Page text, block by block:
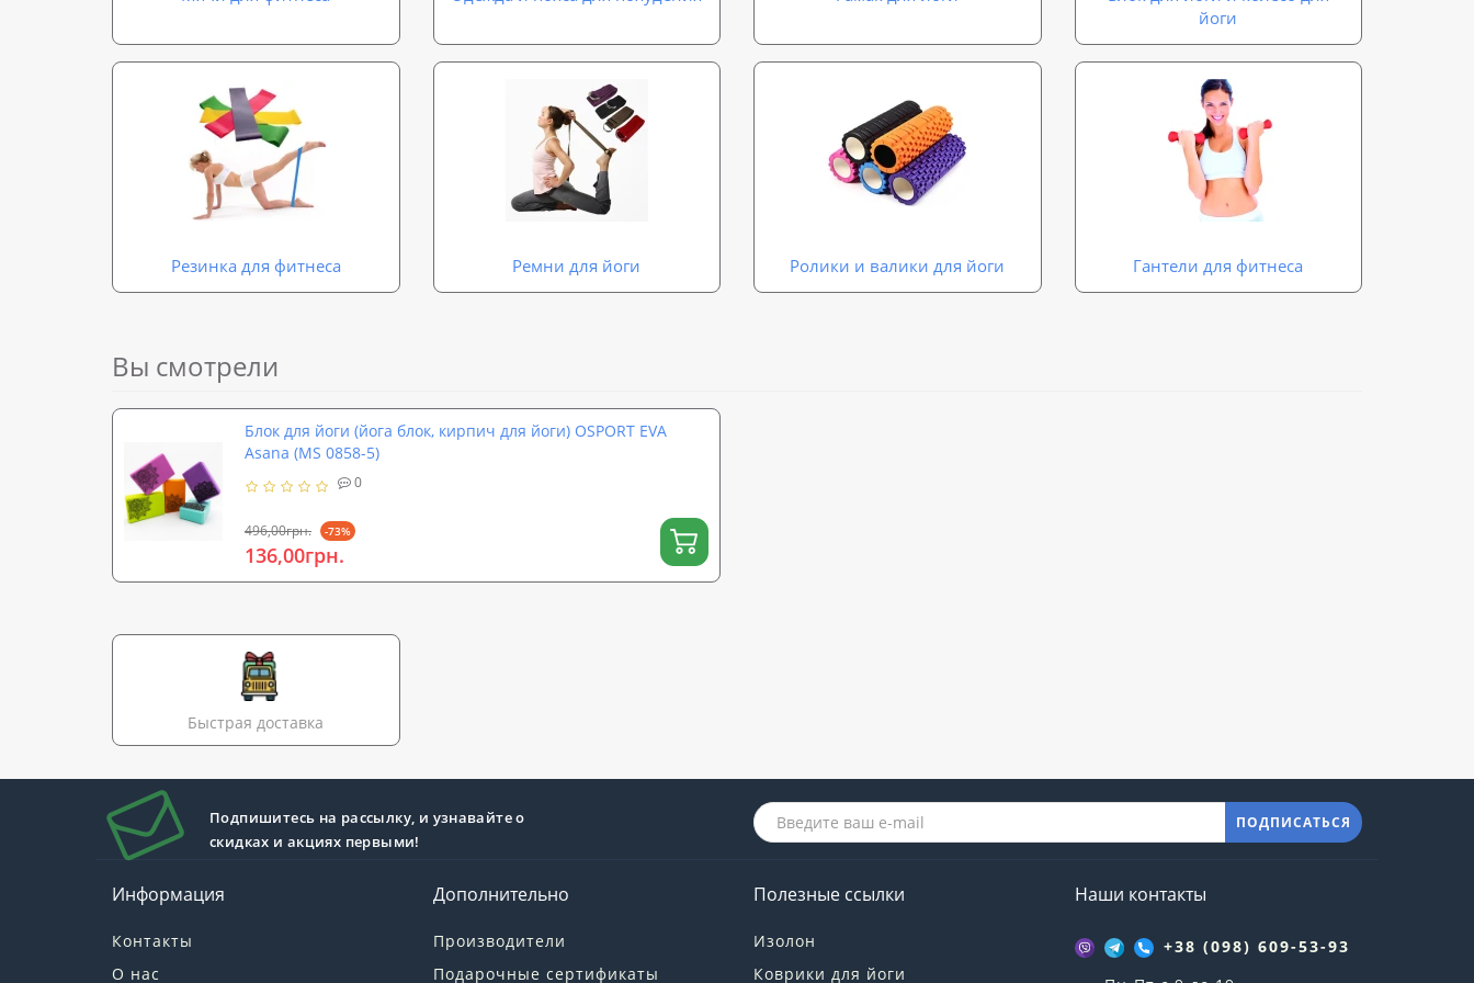
йоги
Резинка для фитнеса Ремни для йоги Ролики и валики для йоги Гантели для фитнеса
Вы смотрели
Блок для йоги (йога блок, кирпич для йоги) OSPORT EVA
Asana (MS 0858-5)
0
496,00грн. -73%
136,00грн.
Быстрая доставка
Подпишитесь на рассылку, и узнавайте о
скидках и акциях первыми!
ПОДПИСАТЬСЯ
Информация
Контакты
О нас
Дополнительно
Производители
Подарочные сертификаты
Полезные ссылки
Изолон
Коврики для йоги
Наши контакты
+38 (098) 609-53-93